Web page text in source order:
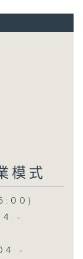
模式
-
-